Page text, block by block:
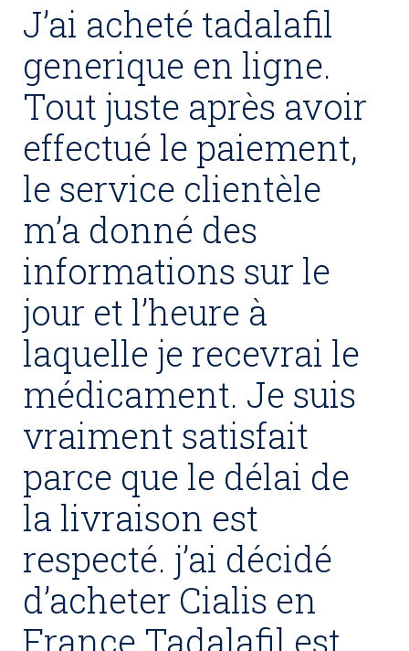
J’ai acheté tadalafil
generique en ligne.
Tout juste après avoir
effectué le paiement,
le service clientèle
m’a donné des
informations sur le
jour et l’heure à
laquelle je recevrai le
médicament. Je suis
vraiment satisfait
parce que le délai de
la livraison est
respecté. j’ai décidé
d’acheter Cialis en
France Tadalafil est